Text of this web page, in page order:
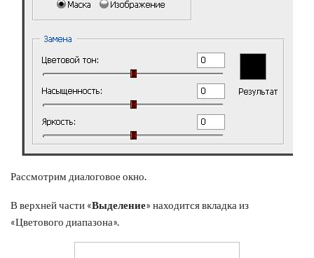
Рассмотрим диалоговое окно.
В верхней части «Выделение» находится вкладка из
«Цветового диапазона».